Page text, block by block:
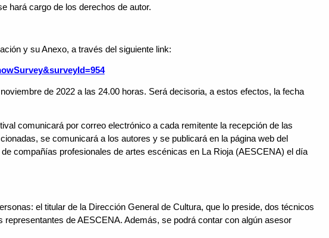
hará cargo de los derechos de autor.
y su Anexo, a través del siguiente link:
de 2022 a las 24.00 horas. Será decisoria, a estos efectos, la fecha
comunicará por correo electrónico a cada remitente la recepción de las
se comunicará a los autores y se publicará en la página web del
compañías profesionales de artes escénicas en La Rioja (AESCENA) el día
el titular de la Dirección General de Cultura, que lo preside, dos técnicos
de AESCENA. Además, se podrá contar con algún asesor